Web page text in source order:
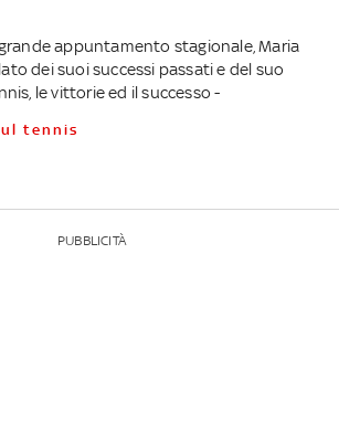
appuntamento stagionale, Maria
dei suoi successi passati e del suo
le vittorie ed il successo -
tennis
PUBBLICITÀ